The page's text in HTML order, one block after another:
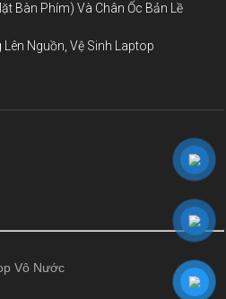
Bàn Phím) Và Chân Ốc Bản Lề
Nguồn, Vệ Sinh Laptop
Vô Nước